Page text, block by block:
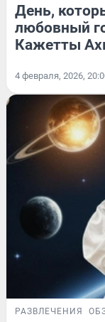
День,
любовный
Кажетты
4 февраля, 2026,
РАЗВЛЕЧЕНИЯ